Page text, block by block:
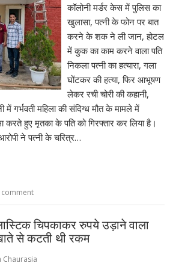
कॉलोनी मर्डर केस में पुलिस का
खुलासा, पत्नी के फोन पर बात
करने के शक ने ली जान, होटल
में कुक का काम करने वाला पति
निकला पत्नी का हत्यारा, गला
घोंटकर की हत्या, फिर आभूषण
लेकर रची चोरी की कहानी,
में गर्भवती महिला की संदिग्ध मौत के मामले में
करते हुए मृतका के पति को गिरफ्तार कर लिया है।
ने पत्नी के चरित्र…
comment
चिपकाकर रुपये उड़ाने वाला
से कटती थी रकम
Chaurasia